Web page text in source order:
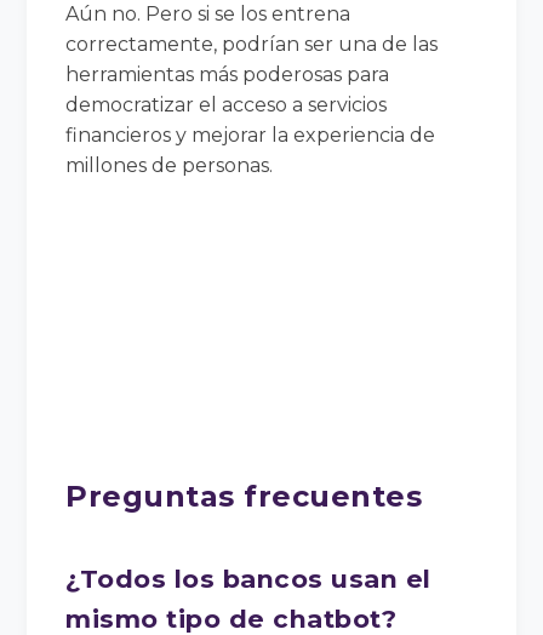
Aún no. Pero si se los entrena
correctamente, podrían ser una de las
herramientas más poderosas para
democratizar el acceso a servicios
financieros y mejorar la experiencia de
millones de personas.
Preguntas frecuentes
¿Todos los bancos usan el
mismo tipo de chatbot?